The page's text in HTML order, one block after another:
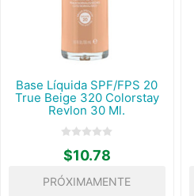
Base Líquida SPF/FPS 20
True Beige 320 Colorstay
Revlon 30 Ml.
$10.78
PRÓXIMAMENTE